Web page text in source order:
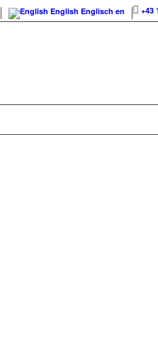
English Englisch en +43